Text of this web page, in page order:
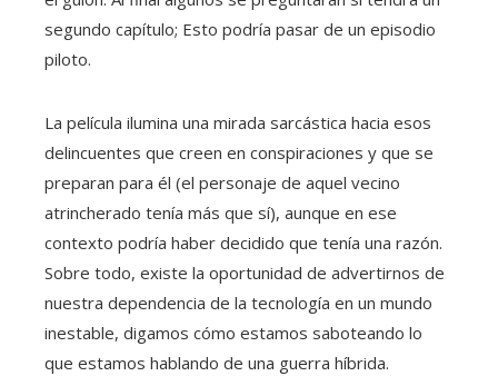
segundo capítulo; Esto podría pasar de un episodio
piloto.
La película ilumina una mirada sarcástica hacia esos
delincuentes que creen en conspiraciones y que se
preparan para él (el personaje de aquel vecino
atrincherado tenía más que sí), aunque en ese
contexto podría haber decidido que tenía una razón.
Sobre todo, existe la oportunidad de advertirnos de
nuestra dependencia de la tecnología en un mundo
inestable, digamos cómo estamos saboteando lo
que estamos hablando de una guerra híbrida.